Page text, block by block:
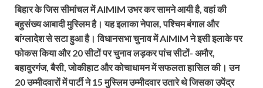
बिहार के जिस सीमांचल में AIMIM उभर कर सामने आयी है, वहां की
बहुसंख्य आबादी मुस्लिम है। यह इलाका नेपाल, पश्चि‍म बंगाल और
बांग्लादेश से सटा हुआ है। विधानसभा चुनाव में AIMIM ने इसी इलाके पर
फोकस किया और 20 सीटों पर चुनाव लड़कर पांच सीटों- अमौर,
बहादुरगंज, बैसी, जोकीहाट और कोचाधामन में सफलता हासिल की। उन
20 उम्मीदवारों में पार्टी ने 15 मुस्लिम उम्मीदवार उतारे थे जिसका उपेंद्र